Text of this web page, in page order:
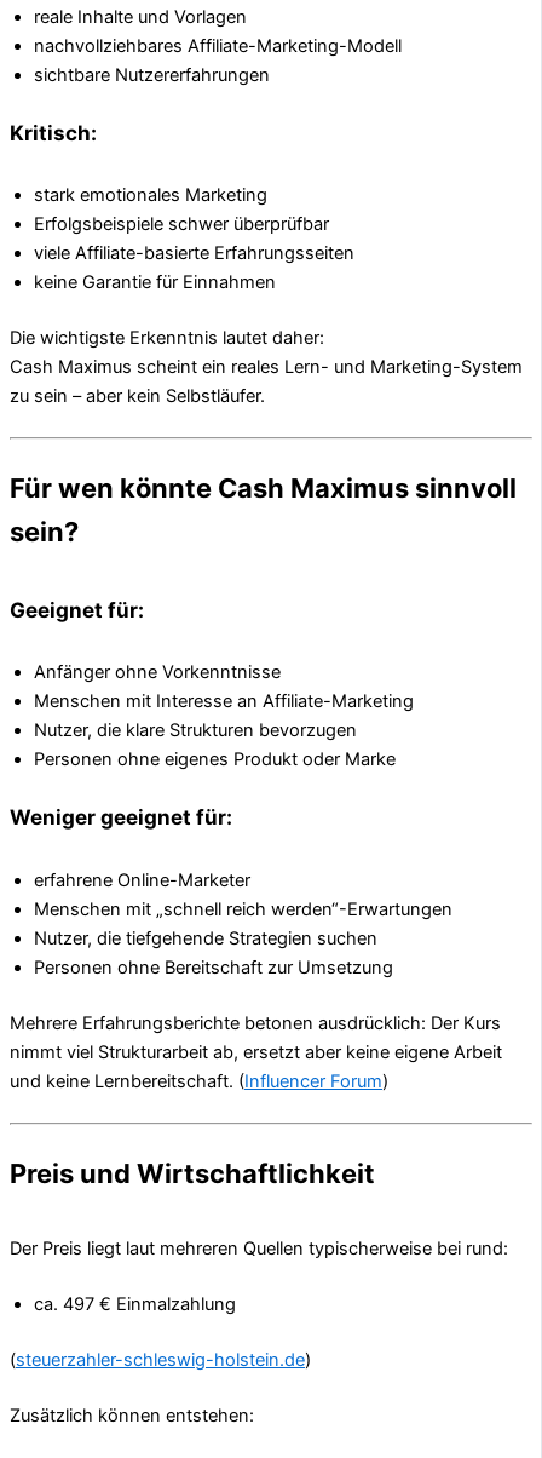
reale Inhalte und Vorlagen
nachvollziehbares Affiliate-Marketing-Modell
sichtbare Nutzererfahrungen
Kritisch:
stark emotionales Marketing
Erfolgsbeispiele schwer überprüfbar
viele Affiliate-basierte Erfahrungsseiten
keine Garantie für Einnahmen
Die wichtigste Erkenntnis lautet daher:
Cash Maximus scheint ein reales Lern- und Marketing-System
zu sein – aber kein Selbstläufer.
Für wen könnte Cash Maximus sinnvoll
sein?
Geeignet für:
Anfänger ohne Vorkenntnisse
Menschen mit Interesse an Affiliate-Marketing
Nutzer, die klare Strukturen bevorzugen
Personen ohne eigenes Produkt oder Marke
Weniger geeignet für:
erfahrene Online-Marketer
Menschen mit „schnell reich werden“-Erwartungen
Nutzer, die tiefgehende Strategien suchen
Personen ohne Bereitschaft zur Umsetzung
Mehrere Erfahrungsberichte betonen ausdrücklich: Der Kurs
nimmt viel Strukturarbeit ab, ersetzt aber keine eigene Arbeit
und keine Lernbereitschaft. (Influencer Forum)
Preis und Wirtschaftlichkeit
Der Preis liegt laut mehreren Quellen typischerweise bei rund:
ca. 497 € Einmalzahlung
(steuerzahler-schleswig-holstein.de)
Zusätzlich können entstehen: